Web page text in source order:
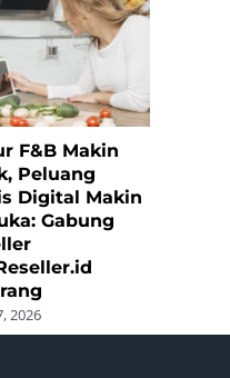
F&B Makin
Peluang
Digital Makin
Gabung
2026